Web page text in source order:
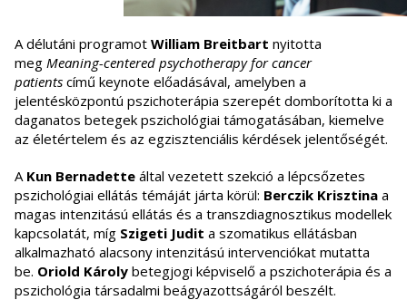
A délutáni programot William Breitbart nyitotta
meg Meaning-centered psychotherapy for cancer
patients című keynote előadásával, amelyben a
jelentésközpontú pszichoterápia szerepét domborította ki a
daganatos betegek pszichológiai támogatásában, kiemelve
az életértelem és az egzisztenciális kérdések jelentőségét.
A Kun Bernadette által vezetett szekció a lépcsőzetes
pszichológiai ellátás témáját járta körül: Berczik Krisztina a
magas intenzitású ellátás és a transzdiagnosztikus modellek
kapcsolatát, míg Szigeti Judit a szomatikus ellátásban
alkalmazható alacsony intenzitású intervenciókat mutatta
be. Oriold Károly betegjogi képviselő a pszichoterápia és a
pszichológia társadalmi beágyazottságáról beszélt.